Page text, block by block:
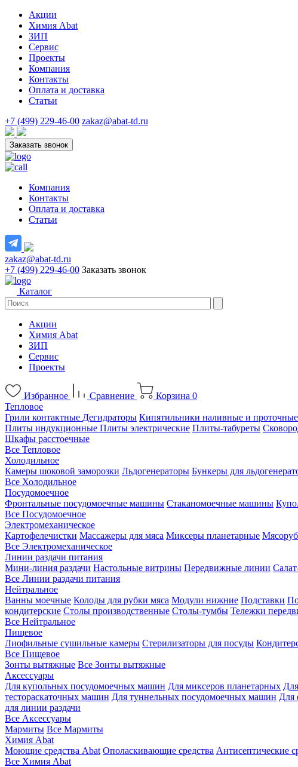
Акции
Химия Abat
ЗИП
Сервис
Проекты
Компания
Контакты
Оплата и доставка
Статьи
+7 (499) 229-46-00 zakaz@abat-td.ru
Заказать звонок
Компания
Контакты
Оплата и доставка
Статьи
zakaz@abat-td.ru
+7 (499) 229-46-00 Заказать звонок
Каталог
Акции
Химия Abat
ЗИП
Сервис
Проекты
Избранное Сравнение Корзина 0
Тепловое
Грили контактные Дегидраторы Кипятильники наливные и проточные
Плиты индукционные Плиты электрические Плиты-табуреты
Шкафы расстоечные
Все Тепловое
Холодильное
Камеры шоковой заморозки Льдогенераторы Бункеры для
Все Холодильное
Посудомоечное
Фронтальные посудомоечные машины Стаканомоечные машины
Все Посудомоечное
Электромеханическое
Картофелечистки Массажеры для мяса Миксеры планетарные
Все Электромеханическое
Линии раздачи питания
Мини-линия раздачи Настольные витрины Передвижные линии
Все Линии раздачи питания
Нейтральное
Ванны моечные Колоды для рубки мяса Модули нижние Подставки
кондитерские Столы производственные Столы-тумбы Тележки
Все Нейтральное
Пищевое
Лиофильные сушильные камеры Стерилизаторы для посуды
Все Пищевое
Зонты вытяжные Все Зонты вытяжные
Аксессуары
Для купольных посудомоечных машин Для миксеров планетарных
тестораскаточных машин Для туннельных посудомоечных машин Для
для линии раздачи
Все Аксессуары
Мармиты Все Мармиты
Химия Abat
Моющие средства Abat Ополаскивающие средства Антисептические
Все Химия Abat